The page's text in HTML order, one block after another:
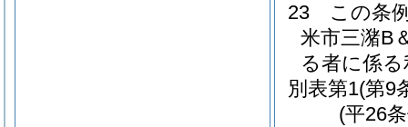
23
この条
米市三潴B
る者に係
別表第1(第9
(平26